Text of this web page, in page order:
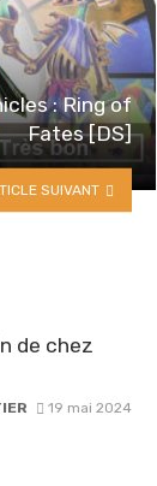
: Ring of
Fates [DS]
SUIVANT
de chez
19 mai 2024